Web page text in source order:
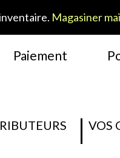
Magasiner
Paiement
VOS